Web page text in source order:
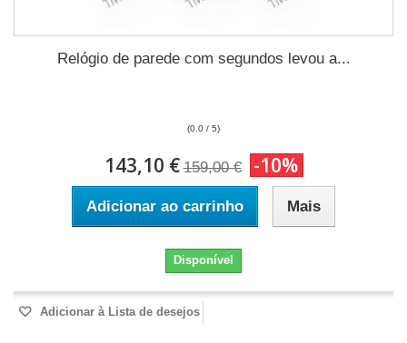
Relógio de parede com segundos levou a...
(0.0 / 5)
143,10 € 159,00 € -10%
Adicionar ao carrinho Mais
Disponível
Adicionar à Lista de desejos